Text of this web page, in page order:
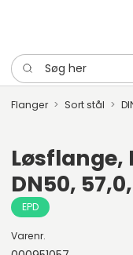
Søg her
Flanger Sort stål
Løsflange,
DN50,
EPD
Varenr.